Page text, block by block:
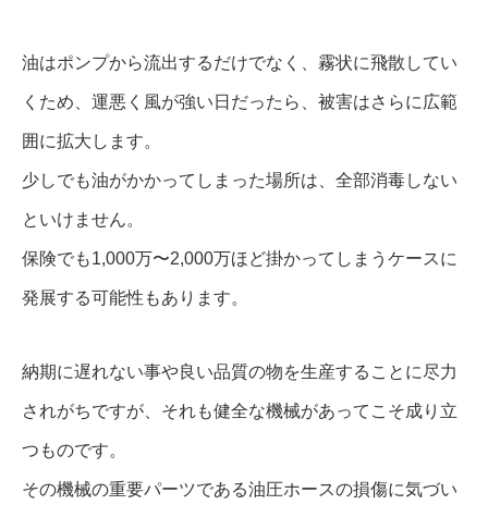
油はポンプから流出するだけでなく、霧状に飛散してい
くため、運悪く風が強い日だったら、被害はさらに広範
囲に拡大します。
少しでも油がかかってしまった場所は、全部消毒しない
といけません。
保険でも1,000万〜2,000万ほど掛かってしまうケースに
発展する可能性もあります。
納期に遅れない事や良い品質の物を生産することに尽力
されがちですが、それも健全な機械があってこそ成り立
つものです。
その機械の重要パーツである油圧ホースの損傷に気づい